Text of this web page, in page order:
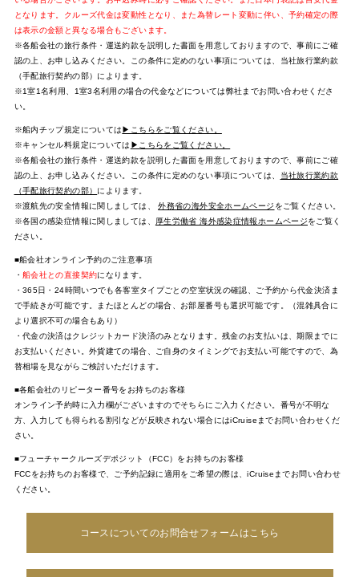
となります。クルーズ代金は変動性となり、また為替レート変動に伴い、予約確定の際
は表示の金額と異なる場合もございます。
※各船会社の旅行条件・運送約款を説明した書面を用意しておりますので、事前にご確
認の上、お申し込みください。この条件に定めのない事項については、当社旅行業約款
（手配旅行契約の部）によります。
※1室1名利用、1室3名利用の場合の代金などについては弊社までお問い合わせくださ
い。
※船内チップ規定については▶こちらをご覧ください。
※キャンセル料規定については ▶こちらをご覧ください。
※各船会社の旅行条件・運送約款を説明した書面を用意しておりますので、事前にご確
認の上、お申し込みください。この条件に定めのない事項については、
当社旅行業約款
（手配旅行契約の部） によります。
※渡航先の安全情報に関しましては、外務省の海外安全ホームページ をご覧ください。
※各国の感染症情報に関しましては、
厚生労働省 海外感染症情報ホームページをご覧く
ださい。
■船会社オンライン予約のご注意事項
・ 船会社との直接契約になります。
・365日・24時間いつでも各客室タイプごとの空室状況の確認、ご予約から代金決済ま
で手続きが可能です。またほとんどの場合、お部屋番号も選択可能です。（混雑具合に
より選択不可の場合もあり）
・代金の決済はクレジットカード決済のみとなります。残金のお支払いは、期限までに
お支払いください。外貨建ての場合、ご自身のタイミングでお支払い可能ですので、為
替相場を見ながらご検討いただけます。
■各船会社のリピーター番号をお持ちのお客様
オンライン予約時に入力欄がございますのでそちらにご入力ください。番号が不明な
方、入力しても得られる割引などが反映されない場合にはiCruiseまでお問い合わせくだ
さい。
■フューチャークルーズデポジット（FCC）をお持ちのお客様
FCCをお持ちのお客様で、ご予約記録に適用をご希望の際は、iCruiseまでお問い合わせ
ください。
コースについてのお問合せフォームはこちら